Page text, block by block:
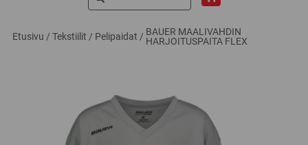
Etusivu / Tekstiilit / Pelipaidat / BAUER MAALIVAHDIN
HARJOITUSPAITA FLEX